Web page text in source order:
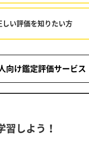
しい評価を知りたい方
向け鑑定評価サービス
習しよう！